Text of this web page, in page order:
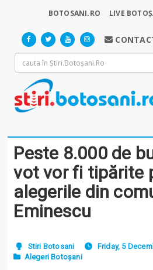
BOTOSANI.RO LIVE
Peste 8.000 de
vot vor fi tipărite
alegerile din
Eminescu
Stiri Botosani
Friday, 5
Alegeri Botoșani